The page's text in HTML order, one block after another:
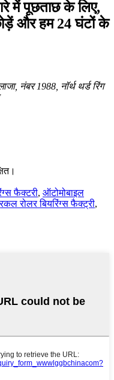
में पूछताछ के लिए,
और हम 24 घंटों के
नंबर 1988, नॉर्थ थर्ड रिंग
फैक्टरी, ऑटोमोबाइल
रोलर बियरिंग्स फैक्ट्री,